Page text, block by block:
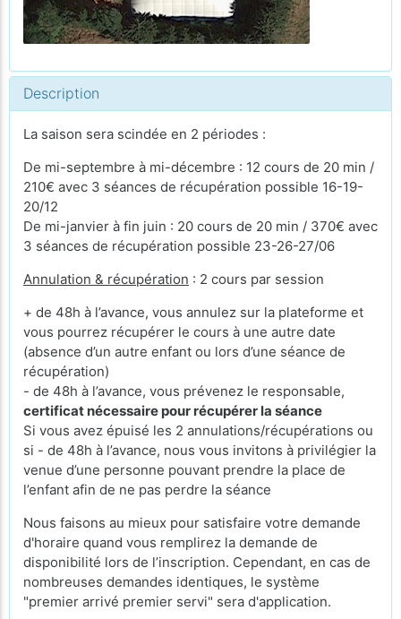
Description
La saison sera scindée en 2 périodes :
De mi-septembre à mi-décembre : 12 cours de 20 min /
210€ avec 3 séances de récupération possible 16-19-
20/12
De mi-janvier à fin juin : 20 cours de 20 min / 370€ avec
3 séances de récupération possible 23-26-27/06
Annulation & récupération : 2 cours par session
+ de 48h à l’avance, vous annulez sur la plateforme et
vous pourrez récupérer le cours à une autre date
(absence d’un autre enfant ou lors d’une séance de
récupération)
- de 48h à l’avance, vous prévenez le responsable,
certificat nécessaire pour récupérer la séance
Si vous avez épuisé les 2 annulations/récupérations ou
si - de 48h à l’avance, nous vous invitons à privilégier la
venue d’une personne pouvant prendre la place de
l’enfant afin de ne pas perdre la séance
Nous faisons au mieux pour satisfaire votre demande
d'horaire quand vous remplirez la demande de
disponibilité lors de l’inscription. Cependant, en cas de
nombreuses demandes identiques, le système
"premier arrivé premier servi" sera d'application.